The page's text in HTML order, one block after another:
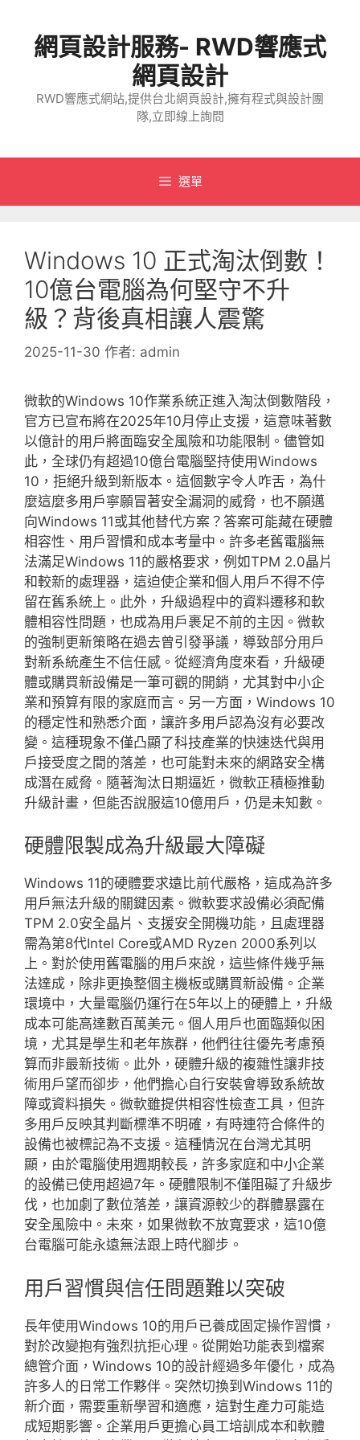
網頁設計服務- RWD響應式
網頁設計
RWD響應式網站,提供台北網頁設計,擁有程式與設計團
隊,立即線上詢問
選單
Windows 10 正式淘汰倒數！
10億台電腦為何堅守不升
級？背後真相讓人震驚
2025-11-30 作者: admin
微軟的Windows 10作業系統正進入淘汰倒數階段，
官方已宣布將在2025年10月停止支援，這意味著數
以億計的用戶將面臨安全風險和功能限制。儘管如
此，全球仍有超過10億台電腦堅持使用Windows
10，拒絕升級到新版本。這個數字令人咋舌，為什
麼這麼多用戶寧願冒著安全漏洞的威脅，也不願邁
向Windows 11或其他替代方案？答案可能藏在硬體
相容性、用戶習慣和成本考量中。許多老舊電腦無
法滿足Windows 11的嚴格要求，例如TPM 2.0晶片
和較新的處理器，這迫使企業和個人用戶不得不停
留在舊系統上。此外，升級過程中的資料遷移和軟
體相容性問題，也成為用戶裹足不前的主因。微軟
的強制更新策略在過去曾引發爭議，導致部分用戶
對新系統產生不信任感。從經濟角度來看，升級硬
體或購買新設備是一筆可觀的開銷，尤其對中小企
業和預算有限的家庭而言。另一方面，Windows 10
的穩定性和熟悉介面，讓許多用戶認為沒有必要改
變。這種現象不僅凸顯了科技產業的快速迭代與用
戶接受度之間的落差，也可能對未來的網路安全構
成潛在威脅。隨著淘汰日期逼近，微軟正積極推動
升級計畫，但能否說服這10億用戶，仍是未知數。
硬體限製成為升級最大障礙
Windows 11的硬體要求遠比前代嚴格，這成為許多
用戶無法升級的關鍵因素。微軟要求設備必須配備
TPM 2.0安全晶片、支援安全開機功能，且處理器
需為第8代Intel Core或AMD Ryzen 2000系列以
上。對於使用舊電腦的用戶來說，這些條件幾乎無
法達成，除非更換整個主機板或購買新設備。企業
環境中，大量電腦仍運行在5年以上的硬體上，升級
成本可能高達數百萬美元。個人用戶也面臨類似困
境，尤其是學生和老年族群，他們往往優先考慮預
算而非最新技術。此外，硬體升級的複雜性讓非技
術用戶望而卻步，他們擔心自行安裝會導致系統故
障或資料損失。微軟雖提供相容性檢查工具，但許
多用戶反映其判斷標準不明確，有時連符合條件的
設備也被標記為不支援。這種情況在台灣尤其明
顯，由於電腦使用週期較長，許多家庭和中小企業
的設備已使用超過7年。硬體限制不僅阻礙了升級步
伐，也加劇了數位落差，讓資源較少的群體暴露在
安全風險中。未來，如果微軟不放寬要求，這10億
台電腦可能永遠無法跟上時代腳步。
用戶習慣與信任問題難以突破
長年使用Windows 10的用戶已養成固定操作習慣，
對於改變抱有強烈抗拒心理。從開始功能表到檔案
總管介面，Windows 10的設計經過多年優化，成為
許多人的日常工作夥伴。突然切換到Windows 11的
新介面，需要重新學習和適應，這對生產力可能造
成短期影響。企業用戶更擔心員工培訓成本和軟體